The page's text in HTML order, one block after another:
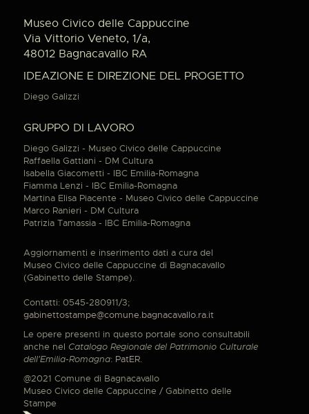
Museo Civico delle Cappuccine
Via Vittorio Veneto, 1/a,
48012 Bagnacavallo RA
IDEAZIONE E DIREZIONE DEL PROGETTO
Diego Galizzi
GRUPPO DI LAVORO
Diego Galizzi - Museo Civico delle Cappuccine
Raffaella Gattiani - DM Cultura
Isabella Giacometti - IBC Emilia-Romagna
Fiamma Lenzi - IBC Emilia-Romagna
Martina Elisa Piacente - Museo Civico delle Cappuccine
Marco Ranieri - DM Cultura
Patrizia Tamassia - IBC Emilia-Romagna
Aggiornamenti e inserimento dati a cura del
Museo Civico delle Cappuccine di Bagnacavallo
(Gabinetto delle Stampe).
Contatti: 0545-280911/3;
gabinettostampe@comune.bagnacavallo.ra.it
Le opere presenti in questo portale sono consultabili
anche nel Catalogo Regionale del Patrimonio Culturale
dell'Emilia-Romagna: PatER.
@2021 Comune di Bagnacavallo
Museo Civico delle Cappuccine / Gabinetto delle
Stampe